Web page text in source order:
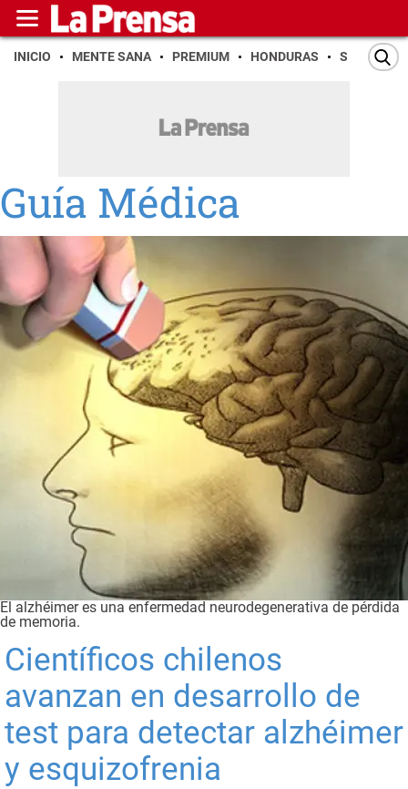
INICIO MENTE SANA PREMIUM HONDURAS SAN PEDRO
Guía Médica
El alzhéimer es una enfermedad neurodegenerativa de pérdida
de memoria.
Científicos chilenos
avanzan en desarrollo de
test para detectar alzhéimer
y esquizofrenia